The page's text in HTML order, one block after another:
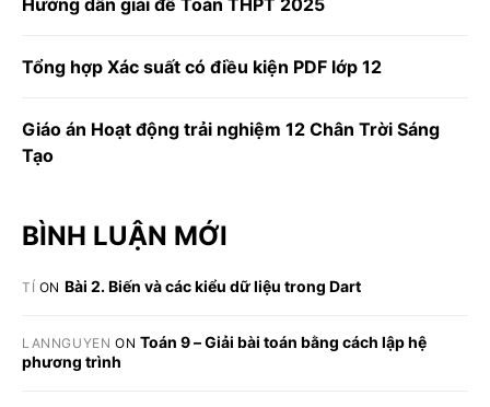
Hướng dẫn giải đề Toán THPT 2025
Tổng hợp Xác suất có điều kiện PDF lớp 12
Giáo án Hoạt động trải nghiệm 12 Chân Trời Sáng
Tạo
BÌNH LUẬN MỚI
TÍ ON Bài 2. Biến và các kiểu dữ liệu trong Dart
LANNGUYEN ON Toán 9 – Giải bài toán bằng cách lập hệ
phương trình